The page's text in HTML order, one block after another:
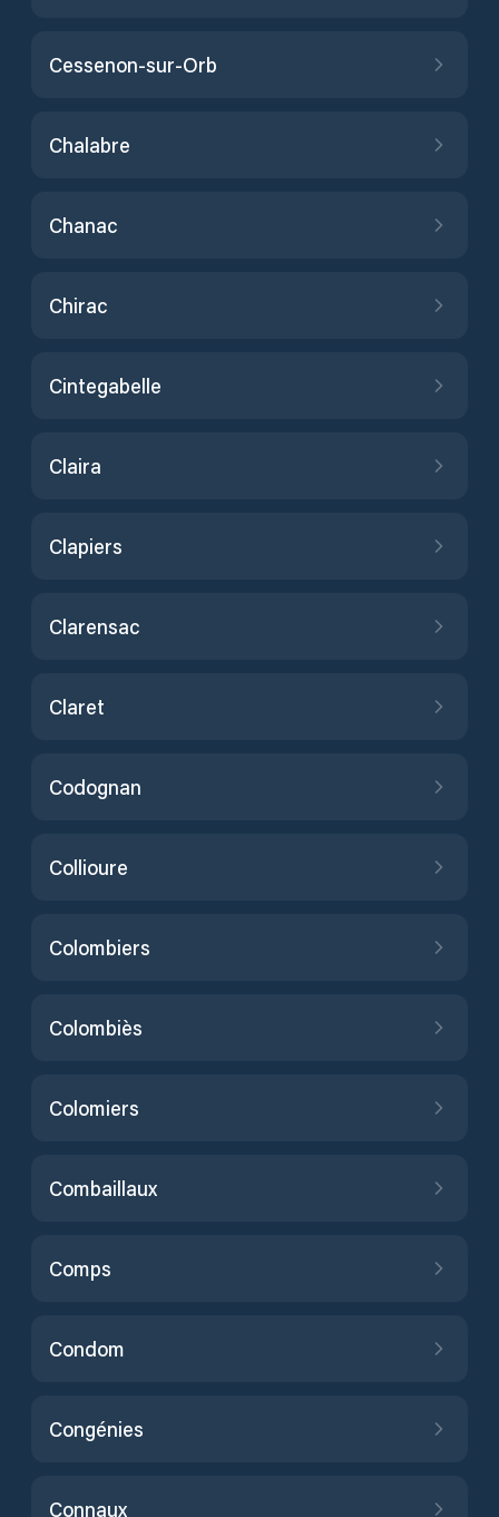
Cessenon-sur-Orb
Chalabre
Chanac
Chirac
Cintegabelle
Claira
Clapiers
Clarensac
Claret
Codognan
Collioure
Colombiers
Colombiès
Colomiers
Combaillaux
Comps
Condom
Congénies
Connaux